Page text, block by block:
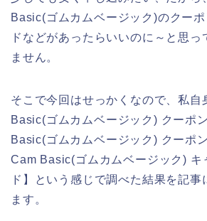
Basic(ゴムカムベージック)のクー
ドなどがあったらいいのに～と思っ
ません。
そこで今回はせっかくなので、私自
Basic(ゴムカムベージック) クーポ
Basic(ゴムカムベージック) クーポ
Cam Basic(ゴムカムベージック) キ
ド】という感じで調べた結果を記事
ます。